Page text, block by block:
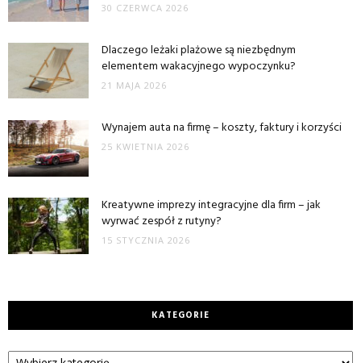
30 CZERWCA 2026
Dlaczego leżaki plażowe są niezbędnym
elementem wakacyjnego wypoczynku?
21 MAJA 2026
Wynajem auta na firmę – koszty, faktury i korzyści
25 KWIETNIA 2026
Kreatywne imprezy integracyjne dla firm – jak
wyrwać zespół z rutyny?
15 STYCZNIA 2026
KATEGORIE
Kategorie